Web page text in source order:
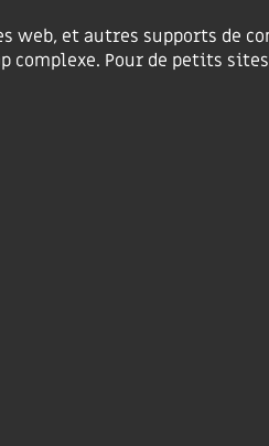
web, et autres supports de
complexe. Pour de petits